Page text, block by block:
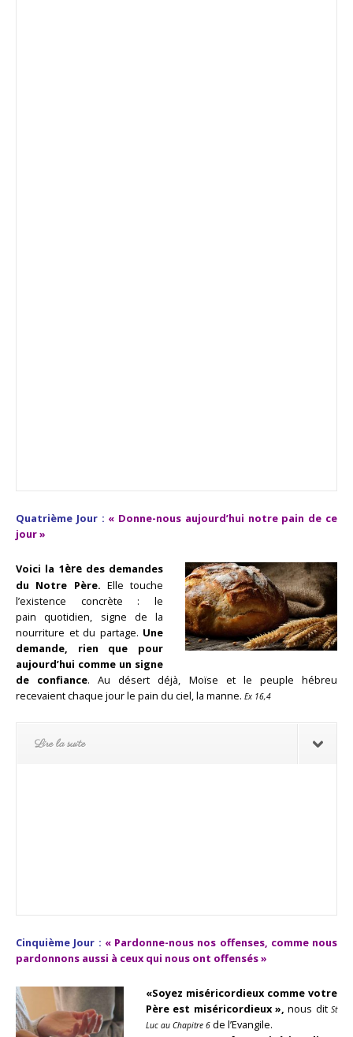
Quatrième Jour : « Donne-nous aujourd’hui notre pain de ce
jour »
Voici la 1èredes demandes
du Notre Père. Elle touche
l’existence concrète : le
painquotidien, signe de la
nourriture et du partage. Une
demande, rien que pour
aujourd’hui comme un signe
de confiance. Au désert déjà, Moïse et le peuple hébreu
recevaient chaque jour le pain du ciel, la manne. Ex 16,4
Lire la suite
Cinquième Jour : « Pardonne-nous nos offenses, comme nous
pardonnons aussi à ceux qui nous ont offensés »
«Soyez miséricordieux comme votre
Père est miséricordieux », nous dit St
Luc au Chapitre 6 de l’Evangile.